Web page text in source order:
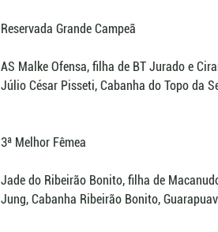
Reservada Grande Campeã
AS Malke Ofensa, filha de BT Jurado e
Júlio César Pisseti, Cabanha do Topo da
3ª Melhor Fêmea
Jade do Ribeirão Bonito, filha de
Jung, Cabanha Ribeirão Bonito,